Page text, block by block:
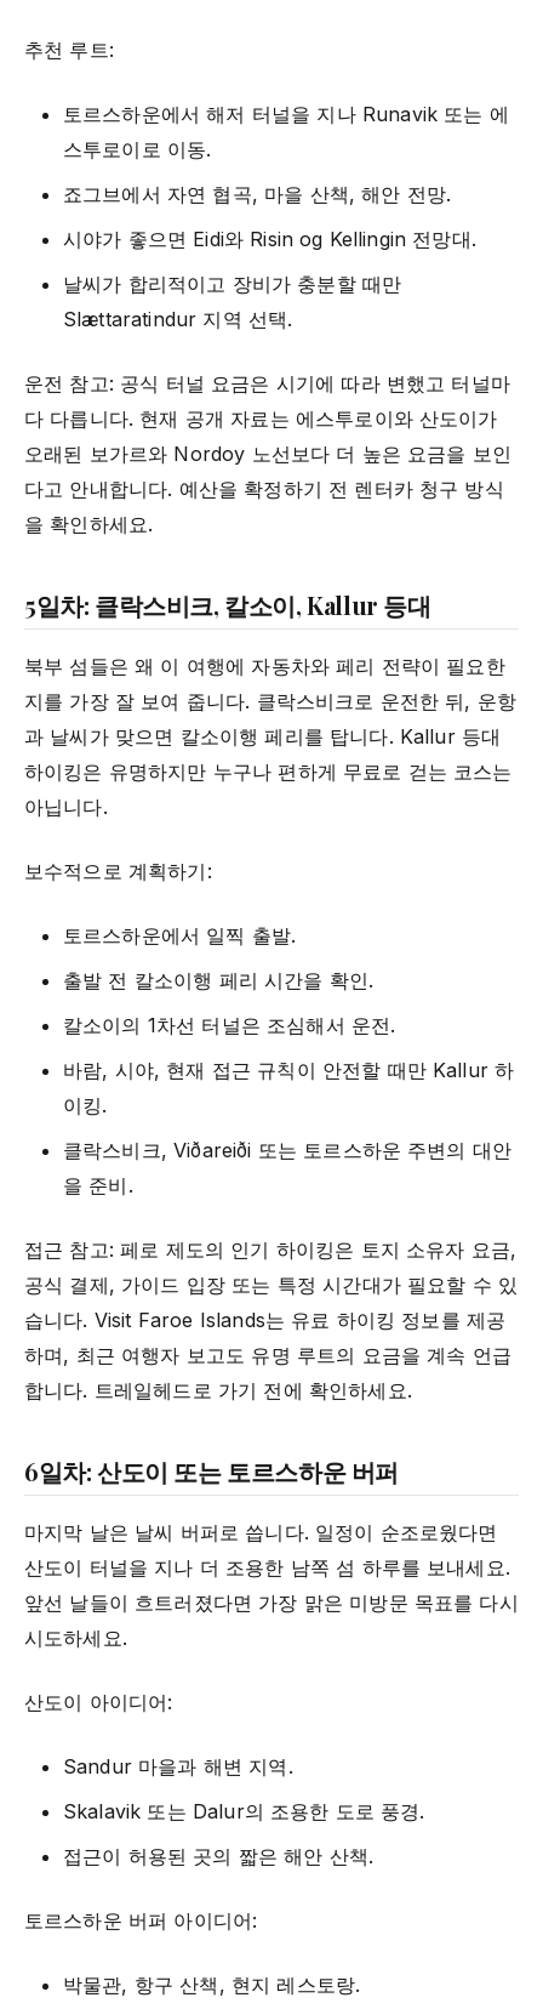
추천 루트:
토르스하운에서 해저 터널을 지나 Runavik 또는 에
스투로이로 이동.
죠그브에서 자연 협곡, 마을 산책, 해안 전망.
시야가 좋으면 Eidi와 Risin og Kellingin 전망대.
날씨가 합리적이고 장비가 충분할 때만
Slættaratindur 지역 선택.
운전 참고: 공식 터널 요금은 시기에 따라 변했고 터널마
다 다릅니다. 현재 공개 자료는 에스투로이와 산도이가
오래된 보가르와 Nordoy 노선보다 더 높은 요금을 보인
다고 안내합니다. 예산을 확정하기 전 렌터카 청구 방식
을 확인하세요.
5일차: 클락스비크, 칼소이, Kallur 등대
북부 섬들은 왜 이 여행에 자동차와 페리 전략이 필요한
지를 가장 잘 보여 줍니다. 클락스비크로 운전한 뒤, 운항
과 날씨가 맞으면 칼소이행 페리를 탑니다. Kallur 등대
하이킹은 유명하지만 누구나 편하게 무료로 걷는 코스는
아닙니다.
보수적으로 계획하기:
토르스하운에서 일찍 출발.
출발 전 칼소이행 페리 시간을 확인.
칼소이의 1차선 터널은 조심해서 운전.
바람, 시야, 현재 접근 규칙이 안전할 때만 Kallur 하
이킹.
클락스비크, Viðareiði 또는 토르스하운 주변의 대안
을 준비.
접근 참고: 페로 제도의 인기 하이킹은 토지 소유자 요금,
공식 결제, 가이드 입장 또는 특정 시간대가 필요할 수 있
습니다. Visit Faroe Islands는 유료 하이킹 정보를 제공
하며, 최근 여행자 보고도 유명 루트의 요금을 계속 언급
합니다. 트레일헤드로 가기 전에 확인하세요.
6일차: 산도이 또는 토르스하운 버퍼
마지막 날은 날씨 버퍼로 씁니다. 일정이 순조로웠다면
산도이 터널을 지나 더 조용한 남쪽 섬 하루를 보내세요.
앞선 날들이 흐트러졌다면 가장 맑은 미방문 목표를 다시
시도하세요.
산도이 아이디어:
Sandur 마을과 해변 지역.
Skalavik 또는 Dalur의 조용한 도로 풍경.
접근이 허용된 곳의 짧은 해안 산책.
토르스하운 버퍼 아이디어:
박물관, 항구 산책, 현지 레스토랑.